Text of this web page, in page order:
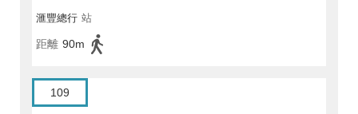
滙豐總行 站
距離 90m
109